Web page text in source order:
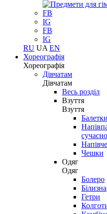
FB
IG
FB
IG
RU UA EN
Хореографія
Хореографія
Дівчатам
Дівчатам
Весь розділ
Взуття
Взуття
Балетки
Чешки
Одяг
Одяг
Болеро
Білизна
Гетри